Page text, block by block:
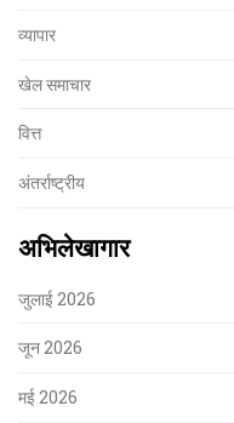
व्यापार
खेल समाचार
वित्त
अंतर्राष्ट्रीय
अभिलेखागार
जुलाई 2026
जून 2026
मई 2026